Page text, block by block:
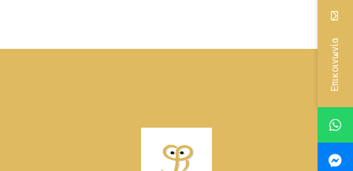
Επικοινωνία